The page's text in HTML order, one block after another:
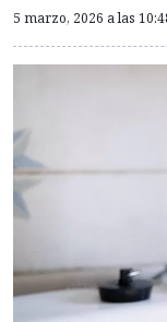
5 marzo, 2026 a las